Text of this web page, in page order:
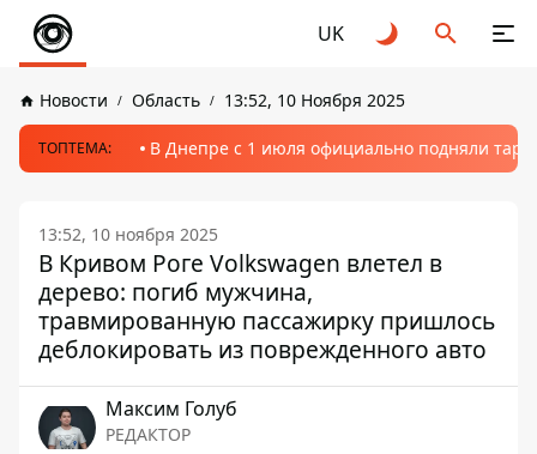
UK
Новости Область 13:52, 10 Ноября 2025
ТОПТЕМА: В Днепре с 1 июля официально подняли
13:52, 10 ноября 2025
В Кривом Роге Volkswagen влетел в
дерево: погиб мужчина,
травмированную пассажирку пришлось
деблокировать из поврежденного авто
Максим Голуб
РЕДАКТОР